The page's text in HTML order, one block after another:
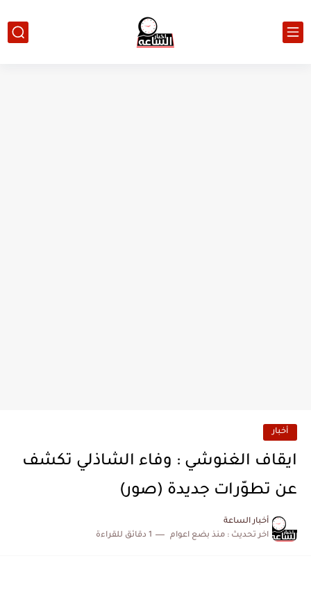
أخبار
ايقاف الغنوشي : وفاء الشاذلي تكشف
عن تطوّرات جديدة (صور)
أخبار الساعة
اخر تحديث : منذ بضع اعوام 1 دقائق للقراءة